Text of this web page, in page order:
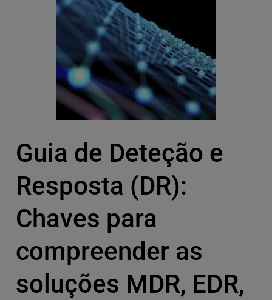
Guia de Deteção e
Resposta (DR):
Chaves para
compreender as
soluções MDR, EDR,